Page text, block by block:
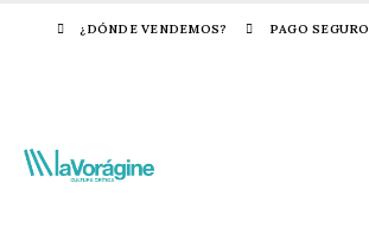
¿DÓNDE VENDEMOS? PAGO SEGURO